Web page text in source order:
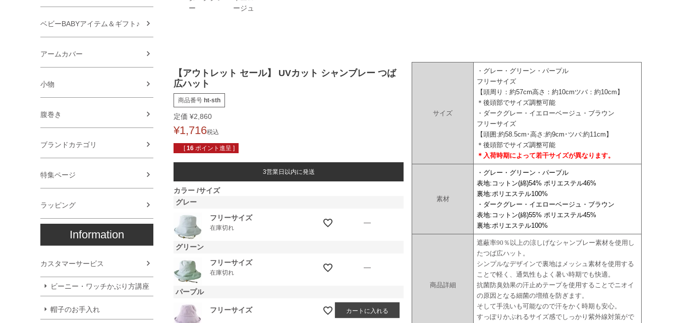
ベビーBABYアイテム＆ギフト♪
アームカバー
小物
腹巻き
ブランドカテゴリ
特集ページ
ラッピング
Information
カスタマーサービス
ビーニー・ワッチかぶり方講座
帽子のお手入れ
ー
ージュ
【アウトレット セール】 UVカット シャンブレー つば
広ハット
商品番号 ht-sth
定価 ¥2,860
¥1,716税込
[ 16 ポイント進呈 ]
3営業日以内に発送
カラー サイズ
グレー
フリーサイズ
在庫切れ
—
グリーン
フリーサイズ
在庫切れ
—
パープル
フリーサイズ カートに入れる
サイズ
・グレー・グリーン・パープル
フリーサイズ
【頭周り：約57cm高さ：約10cmツバ：約10cm】
＊後頭部でサイズ調整可能
・ダークグレー・イエローベージュ・ブラウン
フリーサイズ
【頭囲:約58.5cm･高さ:約9cm･ツバ:約11cm】
＊後頭部でサイズ調整可能
＊入荷時期によって若干サイズが異なります。
素材
・グレー・グリーン・パープル
表地:コットン(綿)54% ポリエステル46%
裏地:ポリエステル100%
・ダークグレー・イエローベージュ・ブラウン
表地:コットン(綿)55% ポリエステル45%
裏地:ポリエステル100%
商品詳細
遮蔽率90％以上の涼しげなシャンブレー素材を使用し
たつば広ハット。
シンプルなデザインで裏地はメッシュ素材を使用する
ことで軽く、通気性もよく暑い時期でも快適。
抗菌防臭効果の汗止めテープを使用することでニオイ
の原因となる細菌の増殖を防ぎます。
そして手洗いも可能なので汗をかく時期も安心。
すっぽりかぶれるサイズ感でしっかり紫外線対策がで